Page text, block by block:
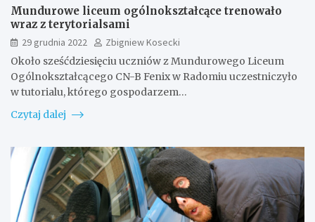
Mundurowe liceum ogólnokształcące trenowało
wraz z terytorialsami
29 grudnia 2022
Zbigniew Kosecki
Około sześćdziesięciu uczniów z Mundurowego Liceum
Ogólnokształcącego CN-B Fenix w Radomiu uczestniczyło
w tutorialu, którego gospodarzem…
Czytaj dalej